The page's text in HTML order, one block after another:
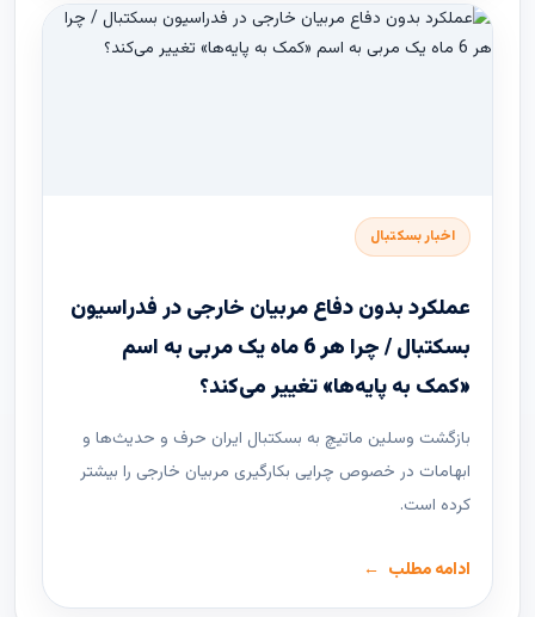
اخبار بسکتبال
عملکرد بدون دفاع مربیان خارجی در فدراسیون
بسکتبال / چرا هر 6 ماه یک مربی به اسم
«کمک به پایه‌ها» تغییر می‌کند؟
بازگشت وسلین ماتیچ به بسکتبال ایران حرف و حدیث‌ها و
ابهامات در خصوص چرایی بکارگیری مربیان خارجی را بیشتر
کرده است.
ادامه مطلب